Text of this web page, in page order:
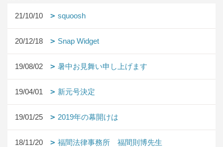
21/10/10 squoosh
20/12/18 Snap Widget
19/08/02 暑中お見舞い申し上げます
19/04/01 新元号決定
19/01/25 2019年の幕開けは
18/11/20 福間法律事務所 福間則博先生